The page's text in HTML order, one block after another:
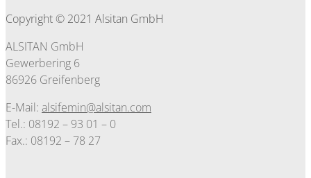
Copyright © 2021 Alsitan GmbH
ALSITAN GmbH
Gewerbering 6
86926 Greifenberg
E-Mail: alsifemin@alsitan.com
Tel.: 08192 – 93 01 – 0
Fax.: 08192 – 78 27